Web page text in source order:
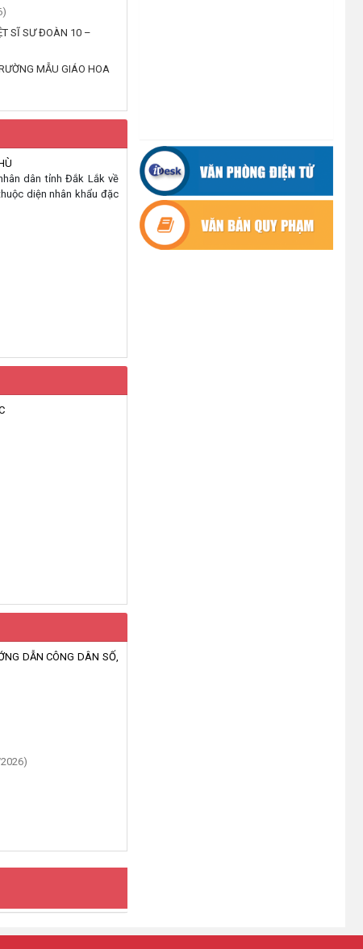
SĨ SƯ ĐOÀN 10 –
MẪU GIÁO HOA
dân tỉnh Đắk Lắk về
diện nhân khẩu đặc
DẪN CÔNG DÂN SỐ,
GÓP PHẦN GIẢM NGHÈO BỀN
VỮNG VÀ PHÁT TRIỂN KINH TẾ
TẠI XÃ CƯ M’TA
(09/07/2026)
UBND XÃ CƯ M’TA SƠ KẾT THỰC